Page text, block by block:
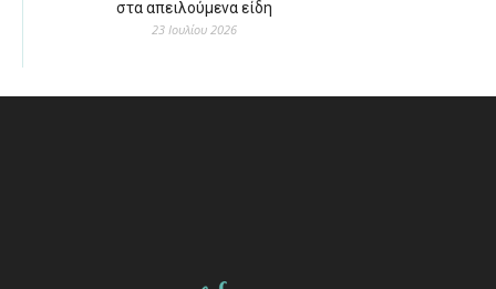
στα απειλούμενα είδη
23 Ιουλίου 2026